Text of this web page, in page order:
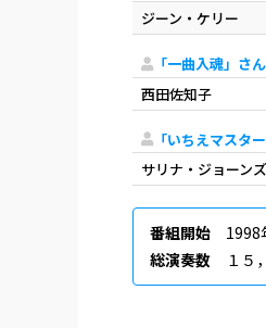
ジーン・ケリー
「一曲入魂」さ
西田佐知子
「いちえマスタ
サリナ・ジョーンズ
番組開始 1998
総演奏数 １５